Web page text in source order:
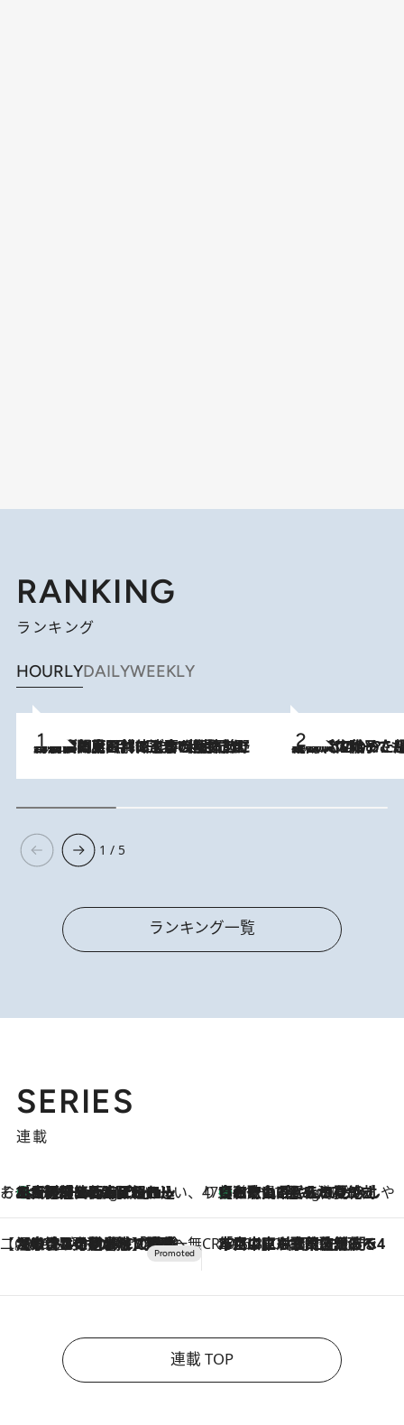
RANKING
ランキング
HOURLYDAILYWEEKLY
2026.8.8
「最後に見られてよかった」上野動物園の東園パンダ舎が解体前に特別公開。8月16日まで延長されたパネル展と共に辿る“半世紀”のパンダ飼育《解体工事の図面あり》 2026.8.5
【阿川佐和子さんの年とる力】なぜ70代で始めた趣味は“こんなに楽しい”のか？ ピアノ、俳句…スランプに陥っても続けられる“ある秘訣”とは
1 / 5
ランキング一覧
SERIES
連載
そおだよおこの関西おいしい、おやつ紀行11 Hours Ago
［大阪府箕面市］一皿一皿目の前で仕上げられる、料理を巧みに組み込んだアシェットデセールコース「ミチル アシェット デセール（Michiru assiette dessert）」 47都道府県の手みやげ ひんやりスイーツで夏を満喫
11 Hours Ago
【和歌山県】この夏絶対食べたい 冷やしておいしいおやつ3選 みかんがごろっと丸ごと入ったジュレ
【CREA×星野リゾート】唯一無二。癒しと発見が待つ場所へ
2026.8.7
【トンボの足水浴】ヒノキの香りに包まれて涼感マックス！約13℃の湧水かけ流しを避暑地「星野温泉 トンボの湯」で体験 CREA'S CHOICE
2026.8.7
「立川にも歌舞伎があるんだよ」 片岡仁左衛門・市川中車ら豪華座組みで4年目の立川立飛歌舞伎へ
連載 TOP